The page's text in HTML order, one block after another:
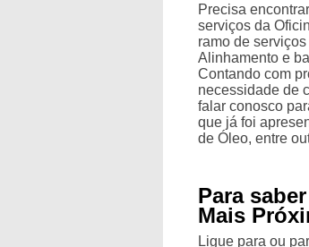
Precisa
serviços da
ramo de
Alinhamento e
Contando com
necessidade de
falar conosco
que já foi
de Óleo, entre
Para
Mais
Ligue paraou